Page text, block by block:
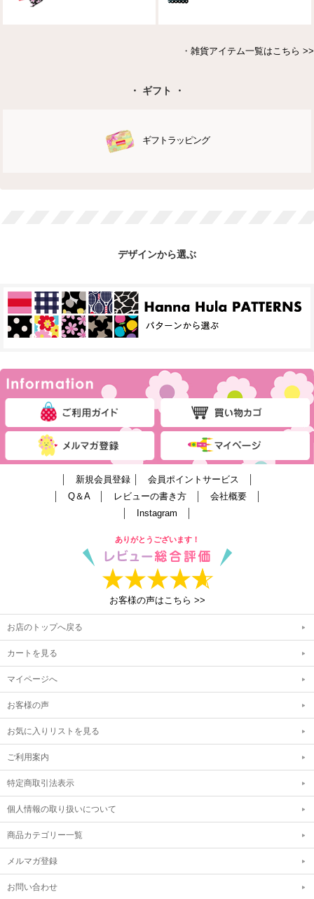
・ 雑貨アイテム一覧はこちら >>
・ ギフト ・
ギフトラッピング
デザインから選ぶ
新規会員登録│ 会員ポイントサービス
Q＆A│ レビューの書き方│ 会社概要│
Instagram
ありがとうございます！
お客様の声はこちら >>
お店のトップへ戻る
カートを見る
マイページへ
お客様の声
お気に入りリストを見る
ご利用案内
特定商取引法表示
個人情報の取り扱いについて
商品カテゴリー一覧
メルマガ登録
お問い合わせ